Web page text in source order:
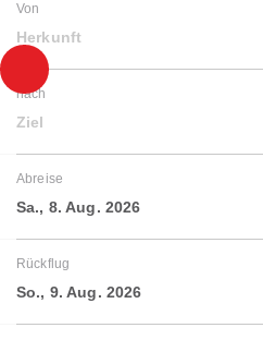
Von
Herkunft
nach
Ziel
Abreise
Sa., 8. Aug. 2026
Rückflug
So., 9. Aug. 2026